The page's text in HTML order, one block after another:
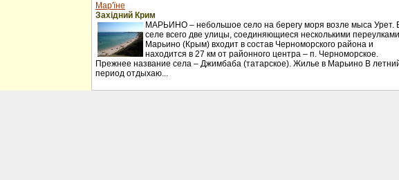
Мар'їне
Західний Крим
МАРЬИНО – небольшое село на берегу моря возле мыса Урет.
селе всего две улицы, соединяющиеся несколькими
Марьино (Крым) входит в состав Черноморского района и
находится в 27 км от районного центра – п. Черноморское.
Прежнее название села – Джимбаба (татарское). Жилье в Марьино В
период отдыхаю...